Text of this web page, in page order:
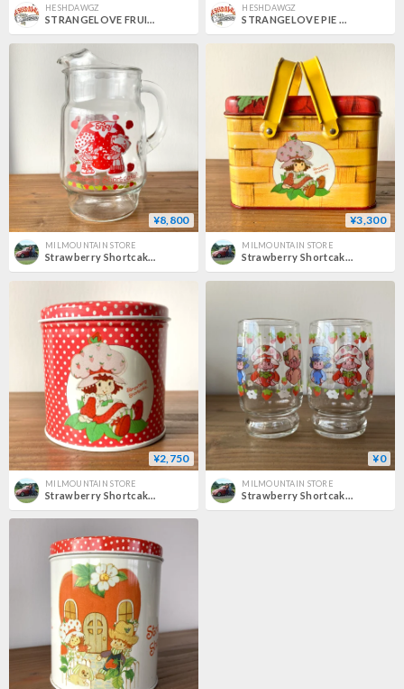
HESHDAWGZ
STRANGELOVE FRUITECAKE CATERPILLAR DECK (8.5 x 32.375inch)
HESHDAWGZ
STRANGELOVE PIE GUY TEE
¥8,800
MILMOUNTAIN STORE
Strawberry Shortcake ストロベリーショートケーキ ガラスピッチャー 1980s
¥3,300
MILMOUNTAIN STORE
Strawberry Shortcake ストロベリーショートケーキ ティン缶 バスケット柄 1980s
¥2,750
MILMOUNTAIN STORE
¥0
MILMOUNTAIN STORE